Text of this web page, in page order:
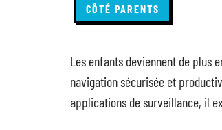
CÔTÉ PARENTS
Les enfants deviennent de plus
navigation sécurisée et
applications de surveillance, il